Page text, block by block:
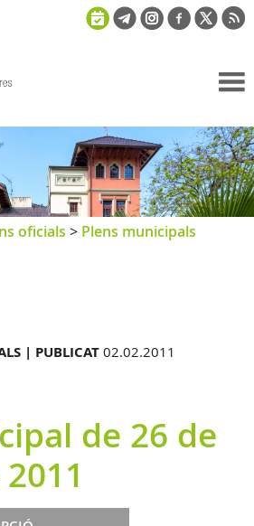
oficials > Plens municipals
| PUBLICAT 02.02.2011
de 26 de